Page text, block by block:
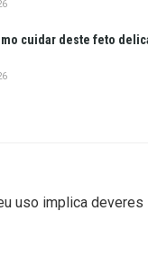
cuidar deste feto
uso implica deveres